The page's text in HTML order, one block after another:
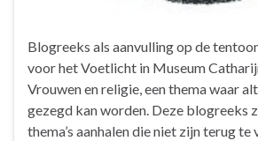
Blogreeks als aanvulling op de
voor het Voetlicht in Museum
Vrouwen en religie, een thema waar
gezegd kan worden. Deze blogreeks
thema’s aanhalen die niet zijn terug te